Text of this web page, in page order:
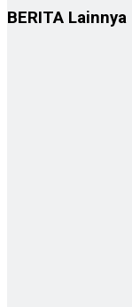
BERITA Lainnya